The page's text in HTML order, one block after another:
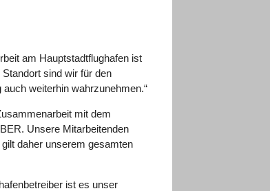
am Hauptstadtflughafen ist
sind wir für den
weiterhin wahrzunehmen.“
mit dem
Unsere Mitarbeitenden
daher unserem gesamten
ist es unser